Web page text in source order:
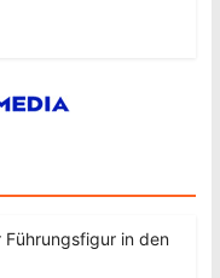
Führungsfigur in den